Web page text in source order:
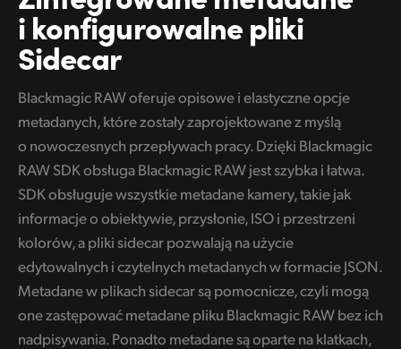
i konfigurowalne pliki
Sidecar
Blackmagic RAW oferuje opisowe i elastyczne opcje
metadanych, które zostały zaprojektowane z myślą
o nowoczesnych przepływach pracy. Dzięki Blackmagic
RAW SDK obsługa Blackmagic RAW jest szybka i łatwa.
SDK obsługuje wszystkie metadane kamery, takie jak
informacje o obiektywie, przysłonie, ISO i przestrzeni
kolorów, a pliki sidecar pozwalają na użycie
edytowalnych i czytelnych metadanych w formacie JSON.
Metadane w plikach sidecar są pomocnicze, czyli mogą
one zastępować metadane pliku Blackmagic RAW bez ich
nadpisywania. Ponadto metadane są oparte na klatkach,